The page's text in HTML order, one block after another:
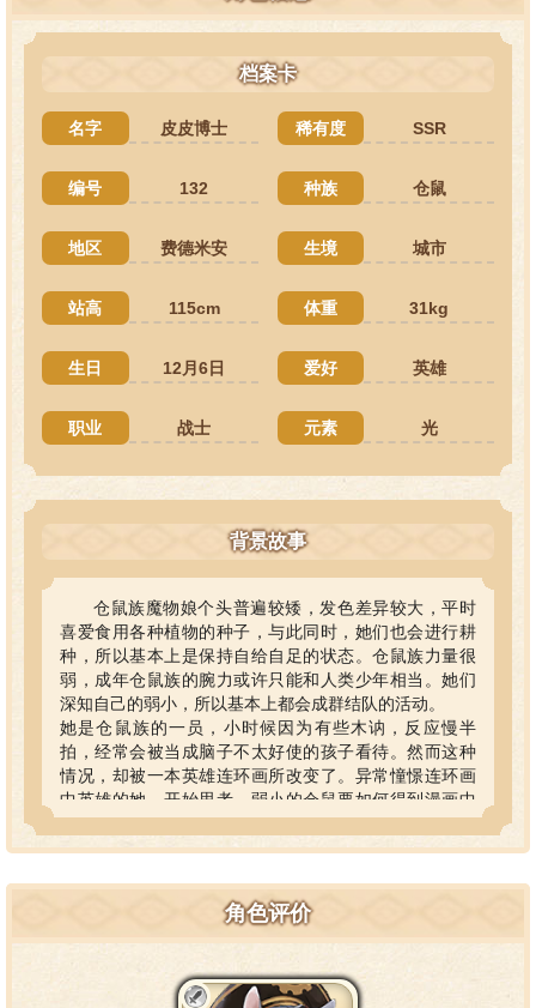
档案卡
名字 皮皮博士 稀有度 SSR
编号 132 种族 仓鼠
地区 费德米安 生境 城市
站高 115cm 体重 31kg
生日 12月6日 爱好 英雄
职业 战士 元素 光
背景故事
仓鼠族魔物娘个头普遍较矮，发色差异较大，平时
喜爱食用各种植物的种子，与此同时，她们也会进行耕
种，所以基本上是保持自给自足的状态。仓鼠族力量很
弱，成年仓鼠族的腕力或许只能和人类少年相当。她们
深知自己的弱小，所以基本上都会成群结队的活动。
她是仓鼠族的一员，小时候因为有些木讷，反应慢半
拍，经常会被当成脑子不太好使的孩子看待。然而这种
情况，却被一本英雄连环画所改变了。异常憧憬连环画
中英雄的她，开始思考，弱小的仓鼠要如何得到漫画中
英雄那样强大的体魄，在不断思考的终点，她终于找到
了方法——机械装甲。于是她一头扎入机械装甲的研
世人口中的“天才发明家”皮皮博士。
角色评价